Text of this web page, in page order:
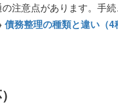
注意点があります。手
債務整理の種類と違い（4